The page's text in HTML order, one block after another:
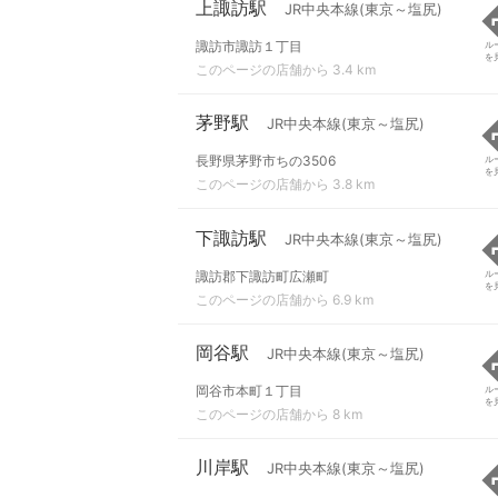
上諏訪駅 JR中央本線(東京～塩尻)
諏訪市諏訪１丁目
このページの店舗から 3.4 km
ル
を
茅野駅 JR中央本線(東京～塩尻)
長野県茅野市ちの3506
このページの店舗から 3.8 km
ル
を
下諏訪駅 JR中央本線(東京～塩尻)
諏訪郡下諏訪町広瀬町
このページの店舗から 6.9 km
ル
を
岡谷駅 JR中央本線(東京～塩尻)
岡谷市本町１丁目
このページの店舗から 8 km
ル
を
川岸駅 JR中央本線(東京～塩尻)